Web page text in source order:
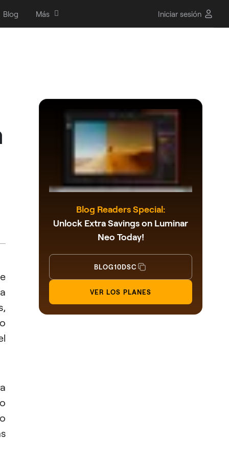
Blog Más Iniciar sesión
Blog Readers Special:
Unlock Extra Savings on Luminar
Neo Today!
BLOG10DSC
VER LOS PLANES